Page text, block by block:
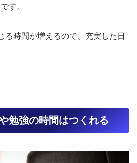
す。
る時間が増えるので、充実した日
勉強の時間はつくれる